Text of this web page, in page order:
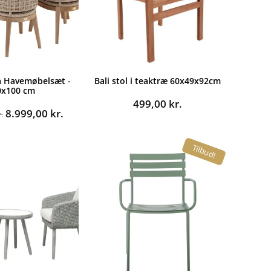
Havemøbelsæt -
cm
Den
8.999,00 kr.Den
Bali stol i teaktræ 60x49x92cm
499,00 kr.
Tilbud!